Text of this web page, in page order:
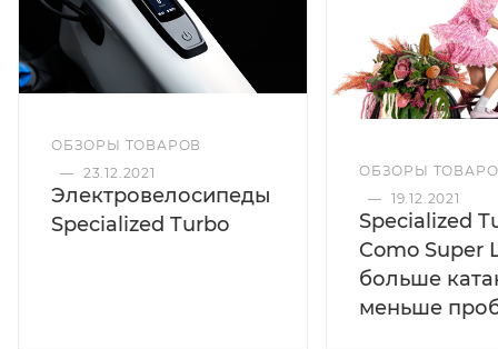
ОБЗОРЫ ТОВАРОВ
— 23.12.2021
Электровелосипеды
Specialized Turbo
ОБЗОРЫ
— 19.12.2021
Specialized
Como Super
больше
меньше